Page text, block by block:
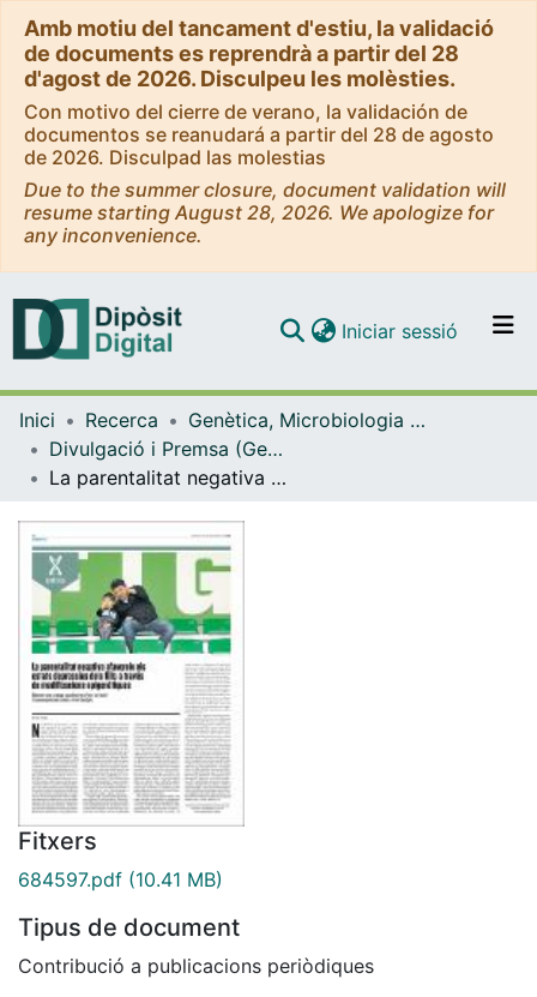
Amb motiu del tancament d'estiu, la validació
de documents es reprendrà a partir del 28
d'agost de 2026. Disculpeu les molèsties.
Con motivo del cierre de verano, la validación de
documentos se reanudará a partir del 28 de agosto
de 2026. Disculpad las molestias
Due to the summer closure, document validation will
resume starting August 28, 2026. We apologize for
any inconvenience.
Navega per tot el DD
Iniciar sessió (current)
Inici Recerca
Genètica, Microbiologia i Estadística
Divulgació i Premsa (Genètica, Microbiologia i Estadística)
La parentalitat negativa afavoreix els estats depressius dels fills a través de modificacions epigenètiques
Fitxers
684597.pdf (10.41 MB)
Tipus de document
Contribució a publicacions periòdiques